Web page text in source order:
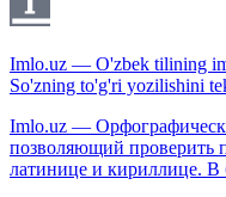
Imlo.uz — O'zbek tilining
So'zning to'g'ri yozilishini
Imlo.uz —
позволяющий проверить
латинице и кириллице. В